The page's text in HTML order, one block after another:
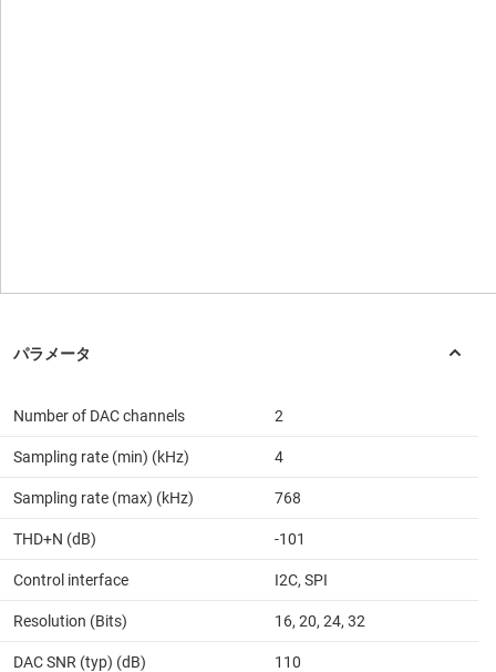
Number of DAC channels 2
Sampling rate (min) (kHz) 4
Sampling rate (max) (kHz) 768
THD+N (dB) -101
Control interface I2C, SPI
Resolution (Bits) 16, 20, 24, 32
DAC SNR (typ) (dB) 110